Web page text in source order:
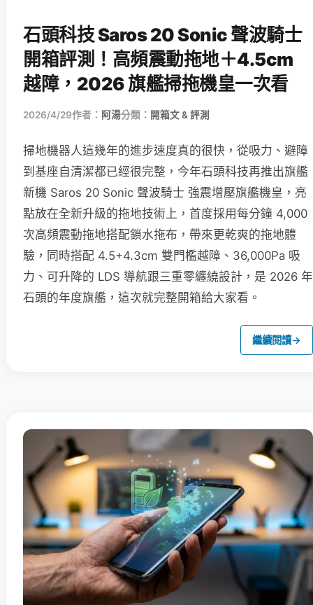
石頭科技 Saros 20 Sonic 聲波騎士
開箱評測！高頻震動拖地＋4.5cm
越障，2026 旗艦掃拖機皇一次看
2026/4/29作者： 阿湯分類： 開箱文 & 評測
掃地機器人這幾年的進步速度真的很快，從吸力、避障
到基座自清潔都已經很完整，今年石頭科技再推出旗艦
新機 Saros 20 Sonic 聲波騎士 強震增壓旗艦機皇，亮
點放在全新升級的拖地技術上，首度採用每分鐘 4,000
次高頻震動拖地搭配鎖水拖布，帶來更乾爽的拖地體
驗，同時搭配 4.5+4.3cm 雙門檻越障、36,000Pa 吸
力、可升降的 LDS 導航跟三重零纏繞設計，是 2026 年
石頭的年度旗艦，這次就完整開箱給大家看。
繼續閱讀→